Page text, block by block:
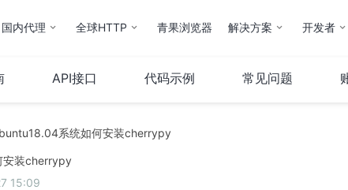
国内代理 全球HTTP 青果浏览器 解决方案 开发者
API接口 代码示例 常见问题
系统如何安装cherrypy
安装cherrypy
15:09